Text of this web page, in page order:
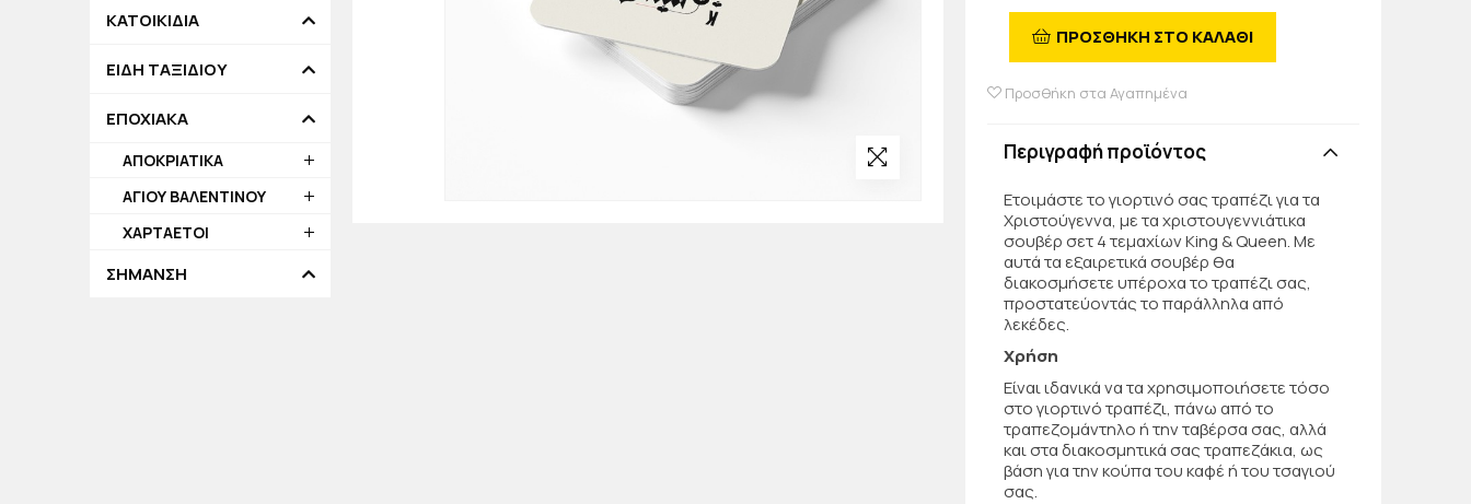
ΠΡΟΣΘΗΚΗ ΣΤΟ ΚΑΛΑΘΙ
Προσθήκη στα Αγαπημένα
Περιγραφή προϊόντος
Ετοιμάστε το γιορτινό σας τραπέζι για τα
Χριστούγεννα, με τα χριστουγεννιάτικα
σουβέρ σετ 4 τεμαχίων King & Queen. Με
αυτά τα εξαιρετικά σουβέρ θα
διακοσμήσετε υπέροχα το τραπέζι σας,
προστατεύοντάς το παράλληλα από
λεκέδες.
Χρήση
Είναι ιδανικά να τα χρησιμοποιήσετε τόσο
στο γιορτινό τραπέζι, πάνω από το
τραπεζομάντηλο ή την ταβέρσα σας, αλλά
και στα διακοσμητικά σας τραπεζάκια, ως
βάση για την κούπα του καφέ ή του τσαγιού
σας.
ΚΑΤΟΙΚΙΔΙΑ
ΕΙΔΗ ΤΑΞΙΔΙΟΥ
ΕΠΟΧΙΑΚΑ
ΑΠΟΚΡΙΑΤΙΚΑ
ΑΓΙΟΥ ΒΑΛΕΝΤΙΝΟΥ
ΧΑΡΤΑΕΤΟΙ
ΣΗΜΑΝΣΗ